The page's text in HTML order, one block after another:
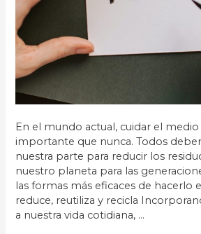
En el mundo actual, cuidar el
importante que nunca. Todos
nuestra parte para reducir los
nuestro planeta para las
las formas más eficaces de hacerlo
reduce, reutiliza y recicla
a nuestra vida cotidiana, …